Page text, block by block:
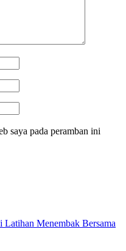
saya pada peramban ini
Latihan Menembak Bersama